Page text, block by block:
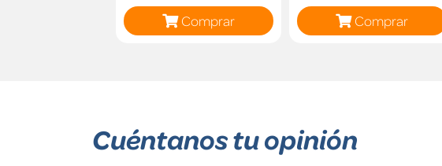
Comprar Comprar
Cuéntanos tu opinión